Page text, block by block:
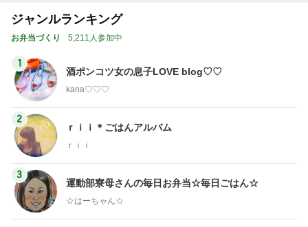
ジャンルランキング
お弁当づくり 5,211人参加中
1
酒ポンコツ女の息子LOVE blog♡♡
kana♡♡♡
2
ｒｉｉ＊ごはんアルバム
ｒｉｉ
3
運動部寮母さんの毎日お弁当☆毎日ごはん☆
☆はーちゃん☆